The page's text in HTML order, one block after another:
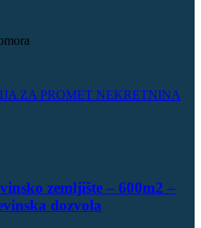
ZA PROMET NEKRETNINA
zemljište – 600m2 –
dozvola